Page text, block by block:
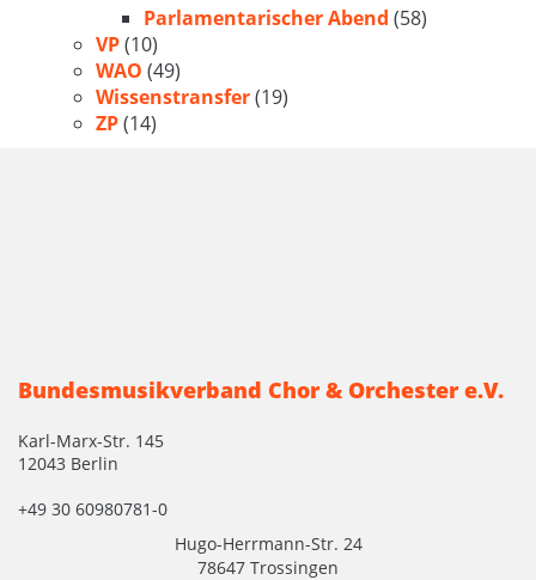
Parlamentarischer Abend (58)
VP(10)
WAO (49)
Wissenstransfer(19)
ZP(14)
Bundesmusikverband Chor & Orchester e.V.
Karl-Marx-Str. 145
12043 Berlin
+49 30 60980781-0
Hugo-Herrmann-Str. 24
78647 Trossingen